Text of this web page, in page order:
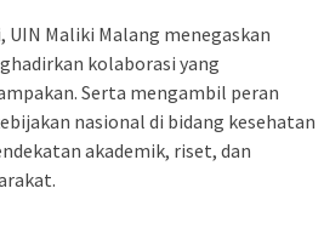
UIN Maliki Malang menegaskan
kolaborasi yang
Serta mengambil peran
nasional di bidang kesehatan
akademik, riset, dan